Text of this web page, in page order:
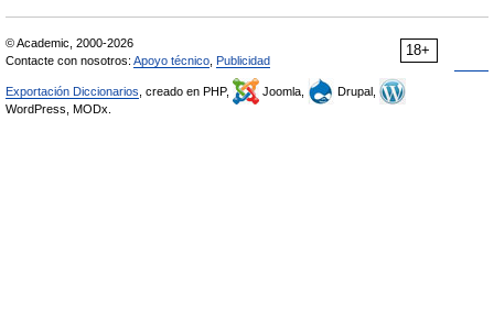
18+
© Academic, 2000-2026
Contacte con nosotros: Apoyo técnico Publicidad
Exportación Diccionarios , creado en PHP, Joomla,
Drupal,
WordPress, MODx.